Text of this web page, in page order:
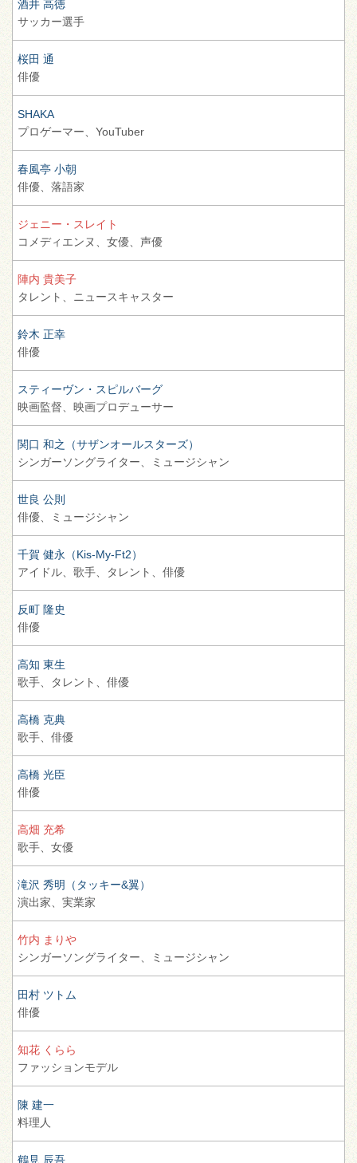
酒井 高徳
サッカー選手
桜田 通
俳優
SHAKA
プロゲーマー、 YouTuber
春風亭 小朝
俳優、 落語家
ジェニー・スレイト
コメディエンヌ、 女優、 声優
陣内 貴美子
タレント、
ニュースキャスター
鈴木 正幸
俳優
スティーヴン・スピルバーグ
映画監督、 映画プロデューサー
関口 和之（サザンオールスターズ）
シンガーソングライター、
ミュージシャン
世良 公則
俳優、
ミュージシャン
千賀 健永（Kis-My-Ft2）
アイドル、 歌手、 タレント、 俳優
反町 隆史
俳優
高知 東生
歌手、
タレント、 俳優
高橋 克典
歌手、 俳優
高橋 光臣
俳優
高畑 充希
歌手、 女優
滝沢 秀明（タッキー&翼）
演出家、 実業家
竹内 まりや
シンガーソングライター、
ミュージシャン
田村 ツトム
俳優
知花 くらら
ファッションモデル
陳 建一
料理人
鶴見 辰吾